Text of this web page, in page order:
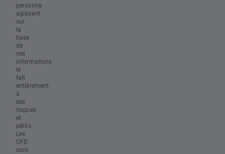
personne
agissant
sur
la
base
de
ces
informations
le
fait
entièrement
à
ses
risques
et
périls.
Les
CFD
sont